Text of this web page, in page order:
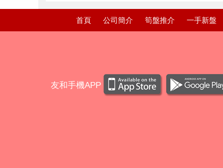
首頁 公司簡介 筍盤推介 一手新盤
友和手機APP